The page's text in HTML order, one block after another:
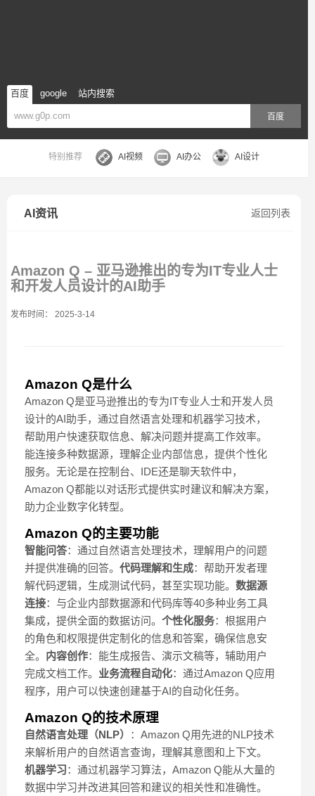
百度 google 站内搜索
百度
特别推荐 AI视频 AI办公 AI设计
返回列表
AI资讯
Amazon Q – 亚马逊推出的专为IT专业人士
和开发人员设计的AI助手
发布时间： 2025-3-14
Amazon Q是什么
Amazon Q是亚马逊推出的专为IT专业人士和开发人员
设计的AI助手，通过自然语言处理和机器学习技术，
帮助用户快速获取信息、解决问题并提高工作效率。
能连接多种数据源，理解企业内部信息，提供个性化
服务。无论是在控制台、IDE还是聊天软件中，
Amazon Q都能以对话形式提供实时建议和解决方案，
助力企业数字化转型。
Amazon Q的主要功能
智能问答：通过自然语言处理技术，理解用户的问题
并提供准确的回答。 代码理解和生成：帮助开发者理
解代码逻辑，生成测试代码，甚至实现功能。 数据源
连接：与企业内部数据源和代码库等40多种业务工具
集成，提供全面的数据访问。 个性化服务：根据用户
的角色和权限提供定制化的信息和答案，确保信息安
全。 内容创作：能生成报告、演示文稿等，辅助用户
完成文档工作。 业务流程自动化：通过Amazon Q应用
程序，用户可以快速创建基于AI的自动化任务。
Amazon Q的技术原理
自然语言处理（NLP）
：Amazon Q用先进的NLP技术
来解析用户的自然语言查询，理解其意图和上下文。
机器学习：通过机器学习算法，Amazon Q能从大量的
数据中学习并改进其回答和建议的相关性和准确性。